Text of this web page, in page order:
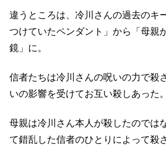
違うところは、冷川さんの過去のキ
つけていたペンダント」から「母親
鏡」に。
信者たちは冷川さんの呪いの力で殺
いの影響を受けてお互い殺しあった。
母親は冷川さん本人が殺したのでは
て錯乱した信者のひとりによって殺